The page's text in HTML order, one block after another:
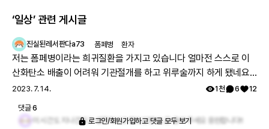
‘일상’ 관련 게시글
진실된레서판다a73 폼페병 환자
저는 폼페병이라는 희귀질환을 가지고 있습니다 얼마전 스스로 이
산화탄소 배출이 어려워 기관절개를 하고 위루술까지 하게 됐네요
갑작스럽게 바뀐 생활은 너무나도 슬프고 힘듭니다.그렇지만 하루
하루 계속 살아가야겠지요..너무 힘든마음에 레어노트에다 글 한번
올려봅니다
2023. 7. 14. 1천 6 12
댓글6
이 시간도 지나간다고 생각하시고 함드실텐 또 글 올려 주세요 응원합니다!!
로그인/회원가입하고 댓글 모두 보기